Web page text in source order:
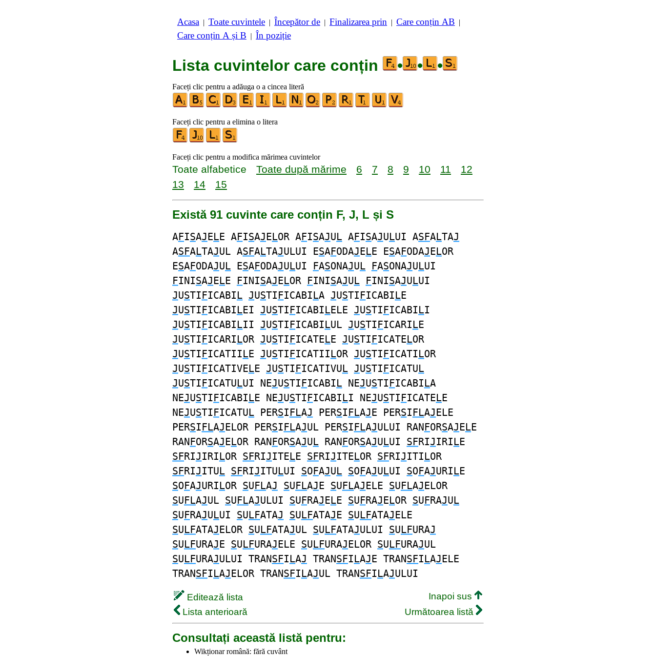
Acasa | Toate cuvintele | Începător de | Finalizarea prin | Care conțin AB |
Care conțin A și B | În poziție
Lista cuvintelor care conțin • • •
Faceți clic pentru a adăuga o a cincea literă
Faceți clic pentru a elimina o litera
Faceți clic pentru a modifica mărimea cuvintelor
Toate alfabetice Toate după mărime 6 7 8 9 10 11
12
13
14 15
Există 91 cuvinte care conțin F, J, L și S
AFISAJELE AFISAJELOR AFISAJUL AFISAJULUI ASFALTAJ
ASFALTAJUL ASFALTAJULUI ESAFODAJELE ESAFODAJELOR
ESAFODAJUL ESAFODAJULUI FASONAJUL FASONAJULUI
FINISAJELE FINISAJELOR FINISAJUL FINISAJULUI
JUSTIFICABIL JUSTIFICABILA JUSTIFICABILE
JUSTIFICABILEI JUSTIFICABILELE JUSTIFICABILI
JUSTIFICABILII JUSTIFICABILUL JUSTIFICARILE
JUSTIFICARILOR JUSTIFICATELE JUSTIFICATELOR
JUSTIFICATIILE JUSTIFICATIILOR JUSTIFICATILOR
JUSTIFICATIVELE JUSTIFICATIVUL JUSTIFICATUL
JUSTIFICATULUI NEJUSTIFICABIL NEJUSTIFICABILA
NEJUSTIFICABILE NEJUSTIFICABILI NEJUSTIFICATELE
NEJUSTIFICATUL PERSIFLAJ PERSIFLAJE PERSIFLAJELE
PERSIFLAJELOR PERSIFLAJUL PERSIFLAJULUI RANFORSAJELE
RANFORSAJELOR RANFORSAJUL RANFORSAJULUI SFRIJIRILE
SFRIJIRILOR SFRIJITELE SFRIJITELOR SFRIJITILOR
SFRIJITUL SFRIJITULUI SOFAJUL SOFAJULUI SOFAJURILE
SOFAJURILOR SUFLAJ SUFLAJE SUFLAJELE SUFLAJELOR
SUFLAJUL SUFLAJULUI SUFRAJELE SUFRAJELOR SUFRAJUL
SUFRAJULUI SULFATAJ SULFATAJE SULFATAJELE
SULFATAJELOR SULFATAJUL SULFATAJULUI SULFURAJ
SULFURAJE SULFURAJELE SULFURAJELOR SULFURAJUL
SULFURAJULUI TRANSFILAJ TRANSFILAJE TRANSFILAJELE
TRANSFILAJELOR TRANSFILAJUL TRANSFILAJULUI
Editează lista
Inapoi sus
Lista anterioară
Următoarea listă
Consultați această listă pentru:
Wikționar română: fără cuvânt